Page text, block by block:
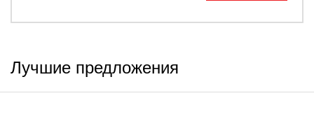
Лучшие предложения